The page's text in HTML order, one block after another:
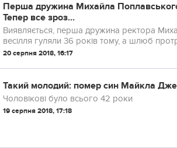
Перша дружина Михайла
Тепер все зроз...
Виявляється, перша дружина ректора
весілля гуляли 36 років тому, а шлюб
пам‘ятає до дрібниць.
20 серпня 2018, 16:17
Такий молодий: помер син Майкла
Чоловікові було всього 42 роки
19 серпня 2018, 17:18